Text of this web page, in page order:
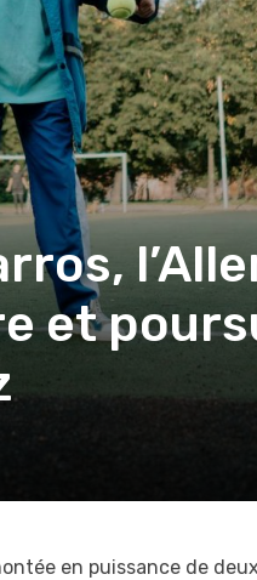
et
en puissance de deux